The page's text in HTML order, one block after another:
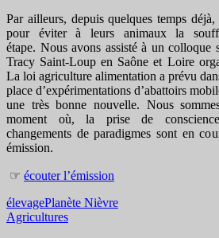
Par ailleurs, depuis quelques temps déjà,
pour éviter à leurs animaux la
étape. Nous avons assisté à un colloque
Tracy Saint-Loup en Saône et Loire
La loi agriculture alimentation a prévu
place d’expérimentations d’abattoirs
une très bonne nouvelle. Nous
moment où, la prise de
changements de paradigmes sont en
émission.
☞ écouter l’émission
élevagePlanète Nièvre
Agricultures